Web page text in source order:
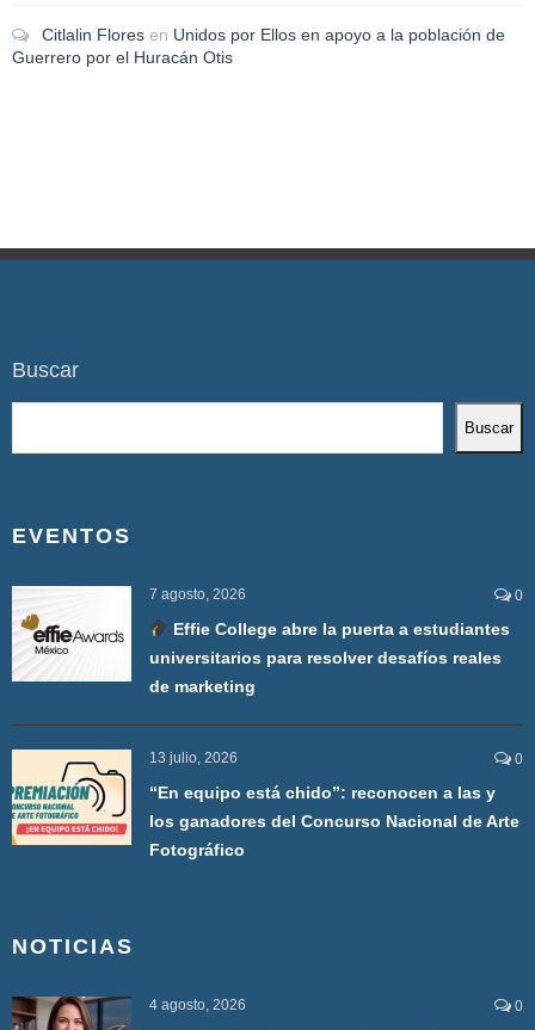
Citlalin Flores en Unidos por Ellos en apoyo a la población de
Guerrero por el Huracán Otis
Buscar
Buscar
EVENTOS
7 agosto, 2026 0
Effie College abre la puerta a estudiantes
universitarios para resolver desafíos reales
de marketing
13 julio, 2026 0
“En equipo está chido”: reconocen a las y
los ganadores del Concurso Nacional de Arte
Fotográfico
NOTICIAS
4 agosto, 2026 0